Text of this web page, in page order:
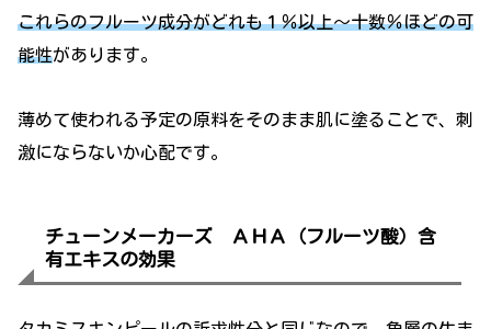
これらのフルーツ成分がどれも１％以上～十数％ほどの可
能性があります。
薄めて使われる予定の原料をそのまま肌に塗ることで、刺
激にならないか心配です。
チューンメーカーズ ＡＨＡ（フルーツ酸）含
有エキスの効果